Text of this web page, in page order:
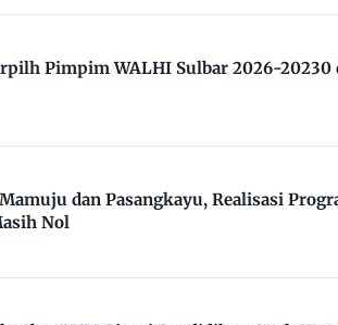
Pimpim WALHI Sulbar 2026-20230
dan Pasangkayu, Realisasi
Nol